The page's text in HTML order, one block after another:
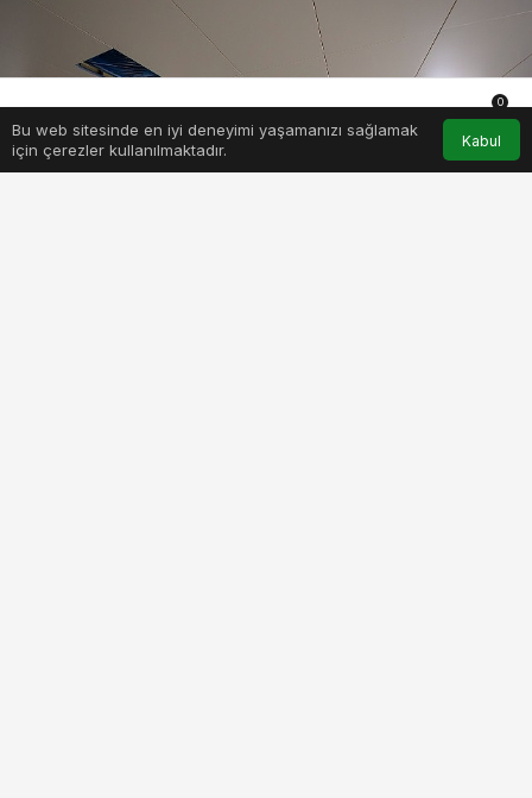
Bu web sitesinde en iyi deneyimi yaşamanızı sağlamak
için çerezler kullanılmaktadır.
Kabul
Anasayfa Akış Hesabım Bildirimler
0